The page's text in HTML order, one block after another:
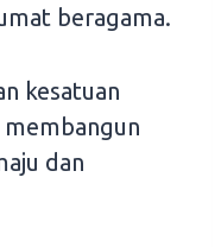
beragama.
kesatuan
dan